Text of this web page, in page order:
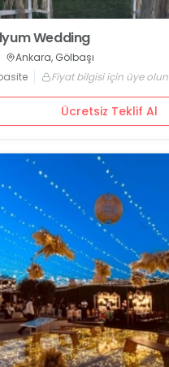
Wedding
Ankara, Gölbaşı
Fiyat bilgisi için üye olun
Ücretsiz Teklif Al